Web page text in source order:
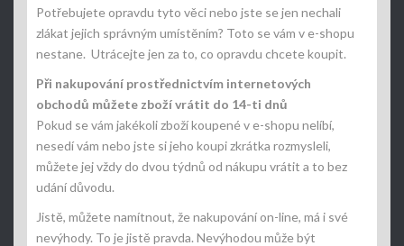
Potřebujete opravdu tyto věci nebo jste se jen nechali
zlákat jejich správným umístěním? Toto se vám v e-shopu
nestane. Utrácejte jen za to, co opravdu chcete koupit.
Při nakupování prostřednictvím internetových
obchodů můžete zboží vrátit do 14-ti dnů
Pokud se vám jakékoli zboží koupené v e-shopu nelíbí,
nesedí vám nebo jste si jeho koupi zkrátka rozmysleli,
můžete jej vždy do dvou týdnů od nákupu vrátit a to bez
udání důvodu.
Jistě, můžete namítnout, že nakupování on-line, má i své
nevýhody. To je jistě pravda. Nevýhodou může být